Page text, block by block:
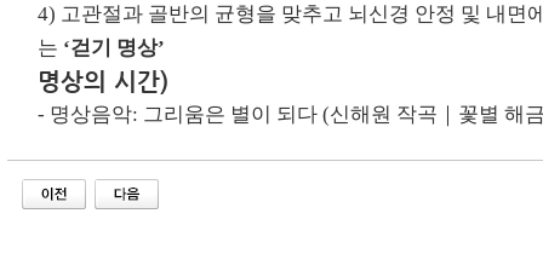
4) 고관절과 골반의 균형을 맞추고 뇌신경 안정 및 내면
는 ‘걷기 명상’
명상의 시간)
- 명상음악: 그리움은 별이 되다 (신해원 작곡 ｜ 꽃별 해